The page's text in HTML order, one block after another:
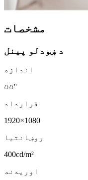
مشخصات
د ښودلو پینل
اندازه
۵۵''
قرارداد
1920×1080
روښانتیا
400cd/m²
اوریدنه